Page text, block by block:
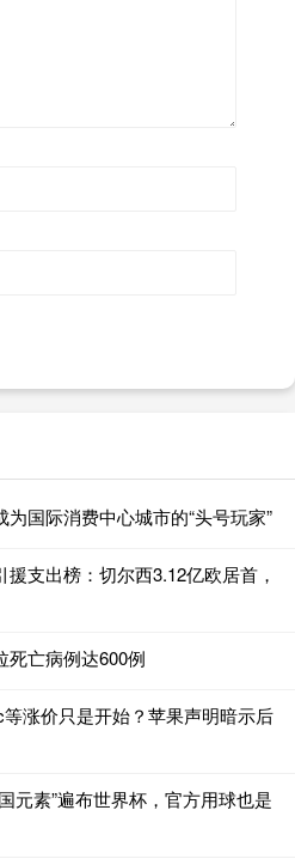
国际消费中心城市的“头号玩家”
支出榜：切尔西3.12亿欧居首，
死亡病例达600例
涨价只是开始？苹果声明暗示后
元素”遍布世界杯，官方用球也是